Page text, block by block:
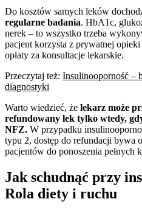
Do kosztów samych leków
regularne badania. HbA1c,
nerek – to wszystko trzeba
pacjent korzysta z prywatnej
opłaty za konsultacje lekarskie.
Przeczytaj też: Insulinooporność –
diagnostyki
Warto wiedzieć, że lekarz może
refundowany lek tylko wtedy,
NFZ. W przypadku
typu 2, dostęp do refundacji bywa
pacjentów do ponoszenia pełnych
Jak schudnąć przy
Rola diety i ruchu